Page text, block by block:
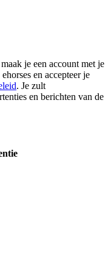
je een account met je
en accepteer je
. Je zult
en berichten van de